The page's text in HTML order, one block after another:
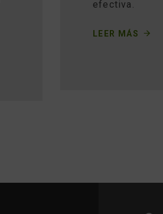
efectiva.
LEER MÁS